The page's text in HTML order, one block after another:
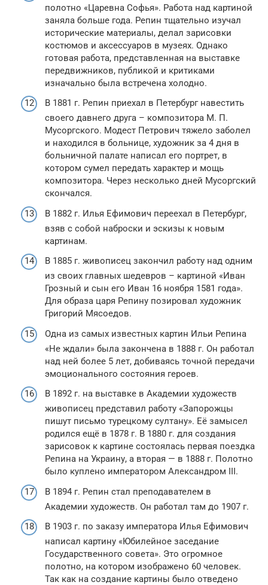
полотно «Царевна Софья». Работа над картиной
заняла больше года. Репин тщательно изучал
исторические материалы, делал зарисовки
костюмов и аксессуаров в музеях. Однако
готовая работа, представленная на выставке
передвижников, публикой и критиками
изначально была встречена холодно.
В 1881 г. Репин приехал в Петербург навестить
своего давнего друга – композитора М. П.
Мусоргского. Модест Петрович тяжело заболел
и находился в больнице, художник за 4 дня в
больничной палате написал его портрет, в
котором сумел передать характер и мощь
композитора. Через несколько дней Мусоргский
скончался.
В 1882 г. Илья Ефимович переехал в Петербург,
взяв с собой наброски и эскизы к новым
картинам.
В 1885 г. живописец закончил работу над одним
из своих главных шедевров – картиной «Иван
Грозный и сын его Иван 16 ноября 1581 года».
Для образа царя Репину позировал художник
Григорий Мясоедов.
Одна из самых известных картин Ильи Репина
«Не ждали» была закончена в 1888 г. Он работал
над ней более 5 лет, добиваясь точной передачи
эмоционального состояния героев.
В 1892 г. на выставке в Академии художеств
живописец представил работу «Запорожцы
пишут письмо турецкому султану». Её замысел
родился ещё в 1878 г. В 1880 г. для создания
зарисовок к картине состоялась первая поездка
Репина на Украину, а вторая — в 1888 г. Полотно
было куплено императором Александром III.
В 1894 г. Репин стал преподавателем в
Академии художеств. Он работал там до 1907 г.
В 1903 г. по заказу императора Илья Ефимович
написал картину «Юбилейное заседание
Государственного совета». Это огромное
полотно, на котором изображено 60 человек.
Так как на создание картины было отведено